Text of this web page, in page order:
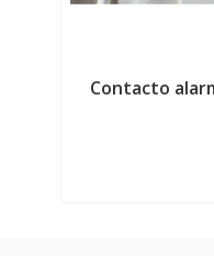
Contacto